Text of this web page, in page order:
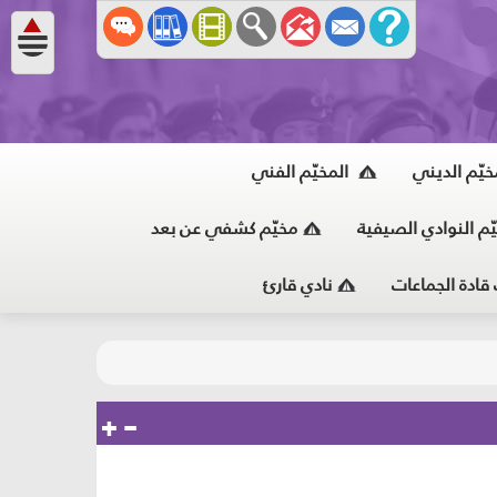
الديني المخيّم الفني
النوادي الصيفية مخيّم كشفي عن بعد
الجماعات نادي قارئ